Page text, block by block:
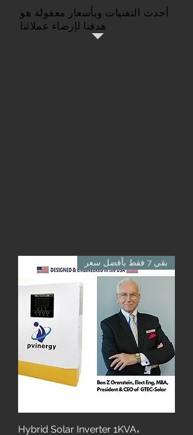
أحدث التقنيات وبأسعار معقولة هو
بقي 7 فقط بأفضل سعر
Hybrid Solar Inverter 1KVA،